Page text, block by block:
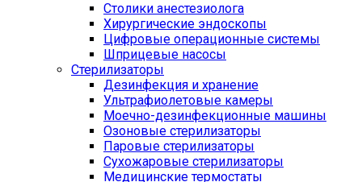
Столики анестезиолога
Хирургические эндоскопы
Цифровые операционные системы
Шприцевые насосы
Стерилизаторы
Дезинфекция и хранение
Ультрафиолетовые камеры
Моечно-дезинфекционные машины
Озоновые стерилизаторы
Паровые стерилизаторы
Сухожаровые стерилизаторы
Медицинские термостаты